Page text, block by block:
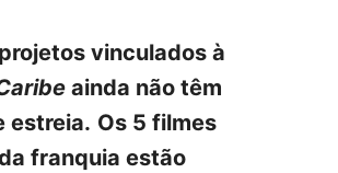
vinculados à
ainda não têm
estreia. Os 5 filmes
franquia estão